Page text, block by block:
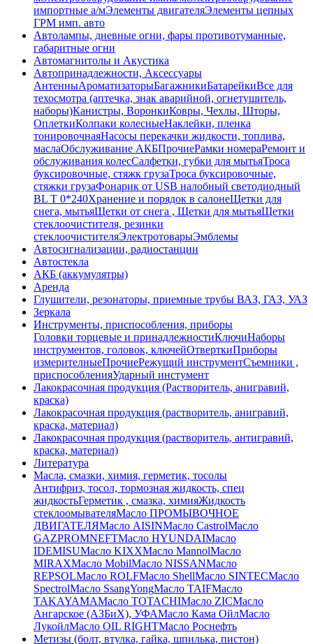
импортные а/мЭлементы двигателяЭлементы цепных
ГРМ имп. авто
Автолампы, дневные огни, фары противотуманные,
габаритные огни
Автомагнитолы и Акустика
Автопринадлежности, Аксессуары
АнтенныАроматизаторыБагажникиБатарейкиВсе для
техосмотра (аптечка, знак аварийной, огнетушитель,
наборы)Канистры, ВоронкиКовры, Чехлы, Шторы,
ОплеткиКолпаки колесныеНаклейки, пленка
тонировочнаяНасосы перекачки жидкости, топлива,
маслаОбслуживание АКБПрочиеРамки номераРемонт и
обслуживания колесСалфетки, губки для мытьяТроса
буксировочные, стяжк грузаТроса буксировочные,
стяжки грузаФонарик от USB налобный светодиодный
BL T 0*240Хранение и порядок в салонеЩетки для
снега, мытьяЩетки от снега , Щетки для мытьяЩетки
стеклоочистителя, резинки
стеклоочистителяЭлектротоварыЭмблемы
Автосигнализации, радиостанции
Автостекла
АКБ (аккумулятры)
Аренда
Глушители, резонаторы, приемные трубы ВАЗ, ГАЗ, УАЗ
Зеркала
Инструменты, приспособления, приборы
Головки торцевые и принадлежностиКлючиНаборы
инструментов, головок, ключейОтверткиПриборы
измерителныеПрочиеРежущий инструментСъемники ,
приспособленияУдарный инстумент
Лакокрасочная продукция (Растворитель, анигравий,
краска)
Лакокрасочная продукция (растворитель, анигравий,
краска, материал)
Лакокрасочная продукция (растворитель, антигравий,
краска, материал)
Литература
Масла, смазки, химия, герметик, тосолы
Антифриз, тосол, тормозная жидкость, спец
жидкостьГерметик , смазка, химияЖидкость
стеклоомывателяМасло ПРОМЫВОЧНОЕ
ДВИГАТЕЛЯМасло AISINМасло CastrolМасло
GAZPROMNEFTМасло HYUNDAIМасло
IDEMISUМасло KIXXМасло MannolМасло
MIRAXМасло MobilМасло NISSANМасло
REPSOLМасло ROLFМасло ShellМасло SINTECМасло
SpectrolМасло SsangYongМасло TAIFМасло
TAKAYAMAМасло TOTACHIМасло ZICМасло
Ангарское (АЗБиХ), УФАМасло Кама ОйлМасло
ЛукойлМасло ОIL RIGHTМасло Роснефть
Метизы (болт, втулка, гайка, шпилька, пистон)